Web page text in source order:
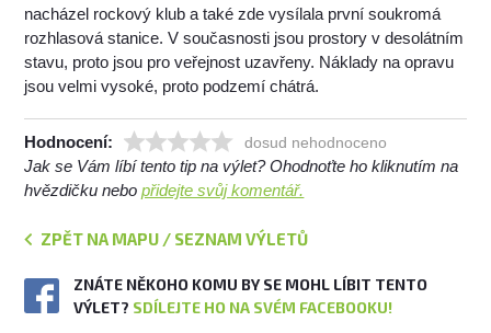
nacházel rockový klub a také zde vysílala první soukromá
rozhlasová stanice. V současnosti jsou prostory v desolátním
stavu, proto jsou pro veřejnost uzavřeny. Náklady na opravu
jsou velmi vysoké, proto podzemí chátrá.
Hodnocení: dosud nehodnoceno
Jak se Vám líbí tento tip na výlet? Ohodnoťte ho kliknutím na
hvězdičku nebopřidejte svůj komentář.
ZPĚT NA MAPU / SEZNAM VÝLETŮ
ZNÁTE NĚKOHO KOMU BY SE MOHL LÍBIT TENTO
VÝLET? SDÍLEJTE HO NA SVÉM FACEBOOKU!